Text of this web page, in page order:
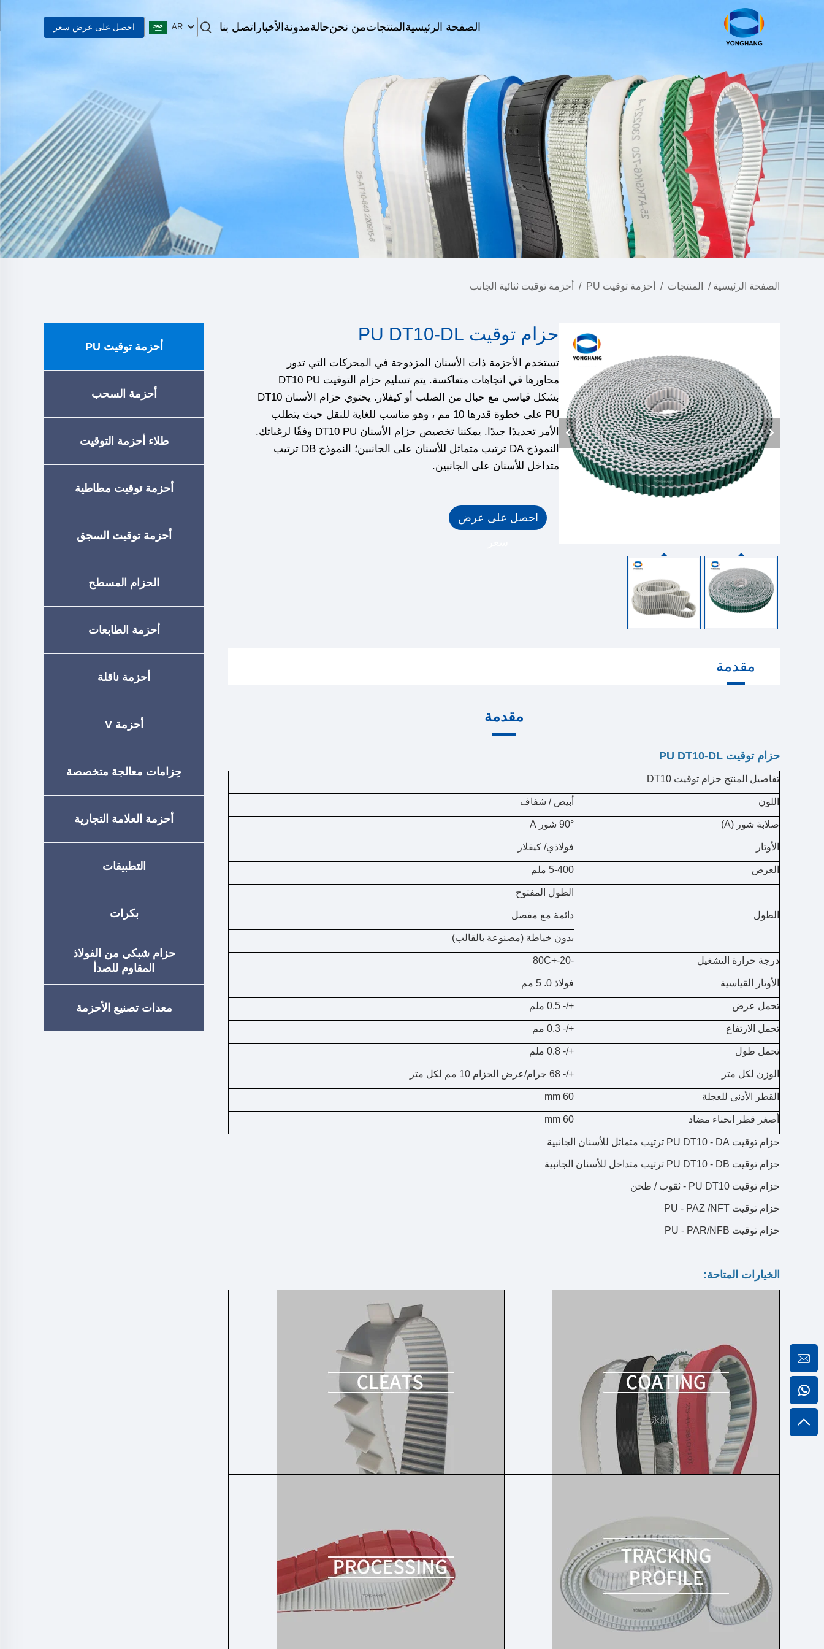
الصفحة الرئيسية المنتجاتمن نحنحالةمدونة الأخبار اتصل بنا AR احصل على عرض سعر
الصفحة الرئيسية / المنتجات / أحزمة توقيت PU / أحزمة توقيت ثنائية الجانب
أحزمة توقيت PU
أحزمة السحب
طلاء أحزمة التوقيت
أحزمة توقيت مطاطية
أحزمة توقيت السجق
الحزام المسطح
أحزمة الطابعات
أحزمة ناقلة
أحزمة V
حِزامات معالجة متخصصة
أحزمة العلامة التجارية
التطبيقات
بكرات
حزام شبكي من الفولاذ
المقاوم للصدأ
معدات تصنيع الأحزمة
حزام توقيت PU DT10-DL
تستخدم الأحزمة ذات الأسنان المزدوجة في المحركات التي تدور
محاورها في اتجاهات متعاكسة. يتم تسليم حزام التوقيت DT10 PU
بشكل قياسي مع حبال من الصلب أو كيفلار. يحتوي حزام الأسنان DT10
PU على خطوة قدرها 10 مم ، وهو مناسب للغاية للنقل حيث يتطلب
الأمر تحديدًا جيدًا. يمكننا تخصيص حزام الأسنان DT10 PU وفقًا لرغباتك.
النموذج DA ترتيب متماثل للأسنان على الجانبين؛ النموذج DB ترتيب
متداخل للأسنان على الجانبين.
احصل على عرض
مقدمة
مقدمة
حزام توقيت PU DT10-DL
تفاصيل المنتج حزام توقيت DT10
اللون أبيض / شفاف
صلابة شور (A) 90° شور A
الأوتار فولاذي/ كيفلار
العرض 5-400 ملم
الطول
الطول المفتوح
دائمة مع مفصل
بدون خياطة (مصنوعة بالقالب)
درجة حرارة التشغيل -20-+80C
الأوتار القياسية فولاذ 0. 5 مم
تحمل عرض +/- 0.5 ملم
تحمل الارتفاع +/- 0.3 مم
تحمل طول +/- 0.8 ملم
الوزن لكل متر +/- 68 جرام/عرض الحزام 10 مم لكل متر
القطر الأدنى للعجلة 60 mm
أصغر قطر انحناء مضاد 60 mm
حزام توقيت PU DT10 - DA ترتيب متماثل للأسنان الجانبية
حزام توقيت PU DT10 - DB ترتيب متداخل للأسنان الجانبية
حزام توقيت PU DT10 - ثقوب / طحن
حزام توقيت PU - PAZ /NFT
حزام توقيت PU - PAR/NFB
الخيارات المتاحة: